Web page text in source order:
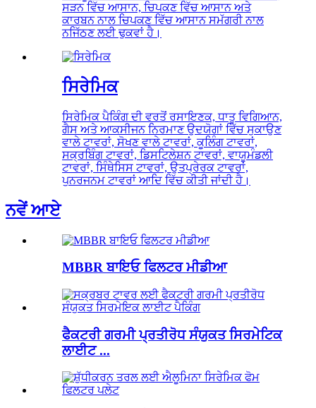
ਸੜਨ ਵਿੱਚ ਆਸਾਨ, ਚਿਪਕਣ ਵਿੱਚ ਆਸਾਨ ਅਤੇ
ਕਾਰਬਨ ਨਾਲ ਚਿਪਕਣ ਵਿੱਚ ਆਸਾਨ ਸਮੱਗਰੀ ਨਾਲ
ਨਜਿੱਠਣ ਲਈ ਢੁਕਵਾਂ ਹੈ।
ਸਿਰੇਮਿਕ
ਸਿਰੇਮਿਕ ਪੈਕਿੰਗ ਦੀ ਵਰਤੋਂ ਰਸਾਇਣਕ, ਧਾਤੂ ਵਿਗਿਆਨ,
ਗੈਸ ਅਤੇ ਆਕਸੀਜਨ ਨਿਰਮਾਣ ਉਦਯੋਗਾਂ ਵਿੱਚ ਸੁਕਾਉਣ
ਵਾਲੇ ਟਾਵਰਾਂ, ਸੋਖਣ ਵਾਲੇ ਟਾਵਰਾਂ, ਕੂਲਿੰਗ ਟਾਵਰਾਂ,
ਸਕ੍ਰਬਿੰਗ ਟਾਵਰਾਂ, ਡਿਸਟਿਲੇਸ਼ਨ ਟਾਵਰਾਂ, ਵਾਯੂਮੰਡਲੀ
ਟਾਵਰਾਂ, ਸਿੰਥੇਸਿਸ ਟਾਵਰਾਂ, ਉਤਪ੍ਰੇਰਕ ਟਾਵਰਾਂ,
ਪੁਨਰਜਨਮ ਟਾਵਰਾਂ ਆਦਿ ਵਿੱਚ ਕੀਤੀ ਜਾਂਦੀ ਹੈ।
ਨਵੇਂ ਆਏ
MBBR ਬਾਇਓ ਫਿਲਟਰ ਮੀਡੀਆ
ਫੈਕਟਰੀ ਗਰਮੀ ਪ੍ਰਤੀਰੋਧ ਸੰਯੁਕਤ ਸਿਰਮੇਟਿਕ
ਲਾਈਟ ...